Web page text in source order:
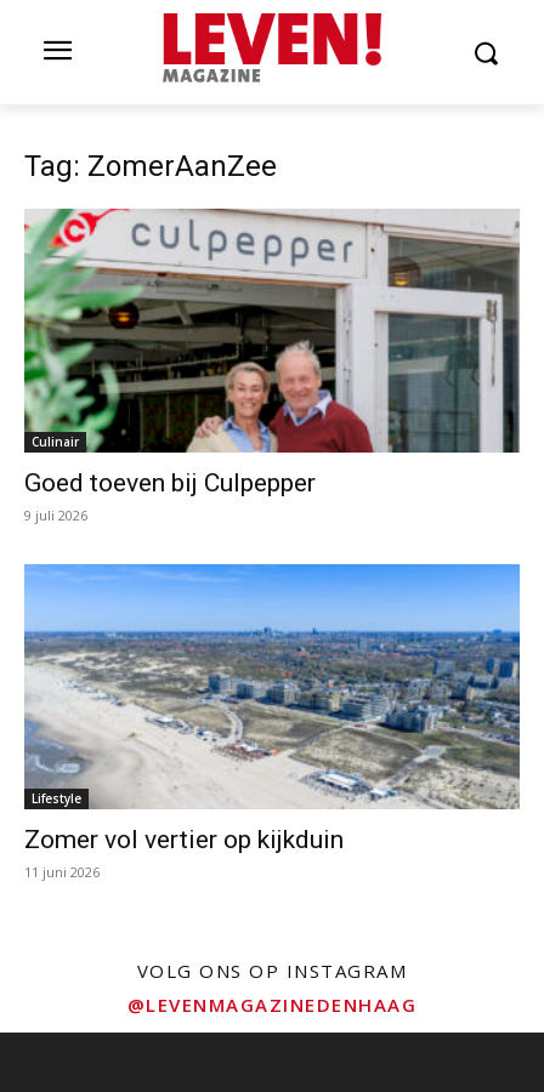
Tag: ZomerAanZee
Culinair
Goed toeven bij Culpepper
9 juli 2026
Lifestyle
Zomer vol vertier op kijkduin
11 juni 2026
VOLG ONS OP INSTAGRAM
@LEVENMAGAZINEDENHAAG